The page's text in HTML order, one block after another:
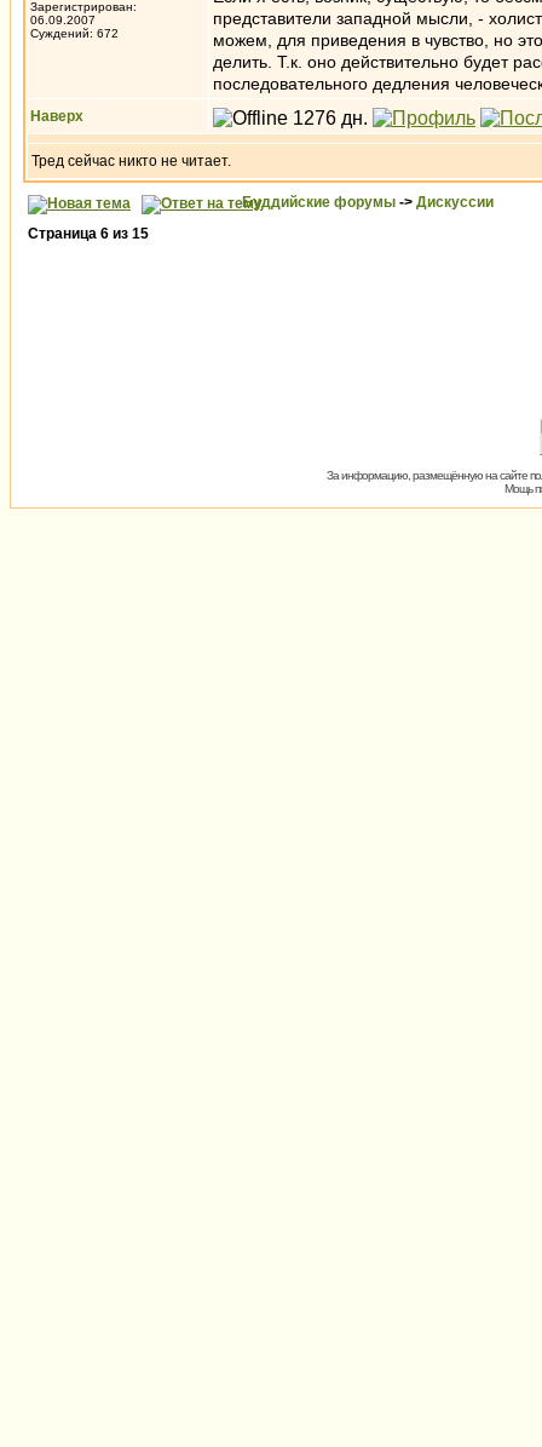
Зарегистрирован:
06.09.2007
Суждений: 672
представители западной мысли, -
можем, для приведения в чувство, но
делить. Т.к. оно действительно будет
последовательного дедления
Наверх
Тред сейчас никто не читает.
Буддийские форумы -> Дискуссии
Страница 6 из 15
За информацию, размещённую на сайте
Мощь